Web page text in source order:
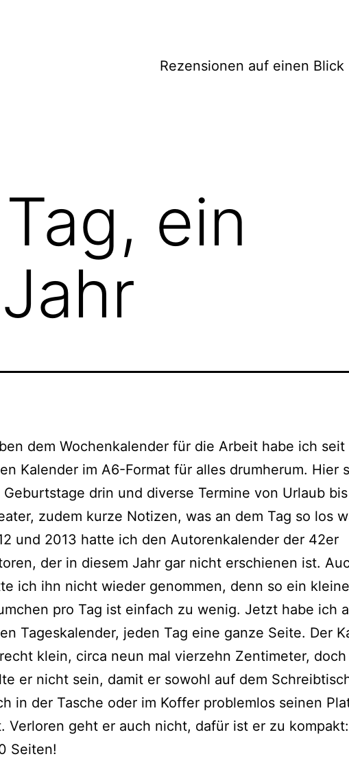
Rezensionen auf einen Blick
ein
dem Wochenkalender für die Arbeit habe ich seit
Kalender im A6-Format für alles drum­her­um. Hier
Geburtstage drin und diver­se Termine von Urlaub bis
zudem kur­ze Notizen, was an dem Tag so los
und 2013 hat­te ich den Autorenkalender der 42er
der in die­sem Jahr gar nicht erschie­nen ist.
ich ihn nicht wie­der genom­men, denn so ein
pro Tag ist ein­fach zu wenig. Jetzt habe ich
Tageskalender, jeden Tag eine gan­ze Seite. Der
klein, cir­ca neun mal vier­zehn Zentimeter,
er nicht sein, damit er sowohl auf dem
in der Tasche oder im Koffer pro­blem­los sei­nen
Verloren geht er auch nicht, dafür ist er zu
Seiten!